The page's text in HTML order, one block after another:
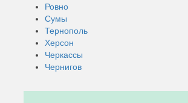
Ровно
Сумы
Тернополь
Херсон
Черкассы
Чернигов